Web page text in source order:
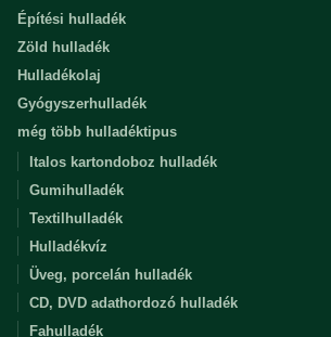
Építési hulladék
Zöld hulladék
Hulladékolaj
Gyógyszerhulladék
még több hulladéktipus
Italos kartondoboz hulladék
Gumihulladék
Textilhulladék
Hulladékvíz
Üveg, porcelán hulladék
CD, DVD adathordozó hulladék
Fahulladék